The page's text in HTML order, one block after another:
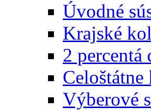
Úvodné
Krajské
2 percentá
Celoštátne
Výberové